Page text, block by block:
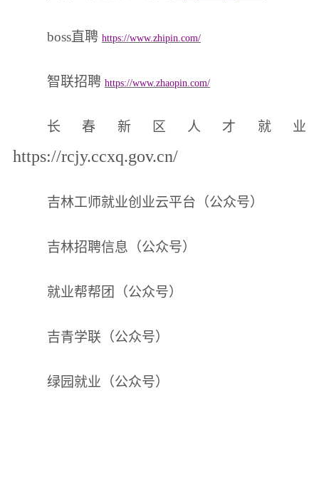
boss直聘 https://www.zhipin.com/
智联招聘 https://www.zhaopin.com/
长春新区人才就业
https://rcjy.ccxq.gov.cn/
吉林工师就业创业云平台（公众号）
吉林招聘信息（公众号）
就业帮帮团（公众号）
吉青学联（公众号）
绿园就业（公众号）